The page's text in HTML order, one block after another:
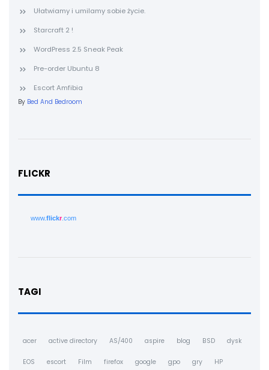
Ułatwiamy i umilamy sobie życie.
Starcraft 2 !
WordPress 2.5 Sneak Peak
Pre-order Ubuntu 8
Escort Amfibia
By Bed And Bedroom
FLICKR
www.flickr.com
TAGI
acer active directory AS/400 aspire blog BSD dysk
EOS escort Film firefox google gpo gry HP